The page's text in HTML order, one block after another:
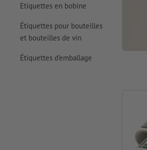
Etiquettes en bobine
Étiquettes pour bouteilles
et bouteilles de vin
Étiquettes d'emballage